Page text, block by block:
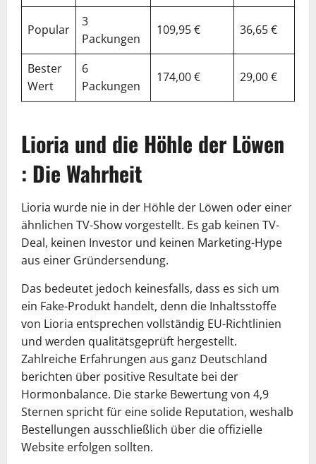
Popular
3
Packungen
109,95 € 36,65 €
Bester
Wert
6
Packungen
174,00 € 29,00 €
Lioria und die Höhle der Löwen
: Die Wahrheit
Lioria wurde nie in der Höhle der Löwen oder einer
ähnlichen TV-Show vorgestellt. Es gab keinen TV-
Deal, keinen Investor und keinen Marketing-Hype
aus einer Gründersendung.
Das bedeutet jedoch keinesfalls, dass es sich um
ein Fake-Produkt handelt, denn die Inhaltsstoffe
von Lioria entsprechen vollständig EU-Richtlinien
und werden qualitätsgeprüft hergestellt.
Zahlreiche Erfahrungen aus ganz Deutschland
berichten über positive Resultate bei der
Hormonbalance. Die starke Bewertung von 4,9
Sternen spricht für eine solide Reputation, weshalb
Bestellungen ausschließlich über die offizielle
Website erfolgen sollten.